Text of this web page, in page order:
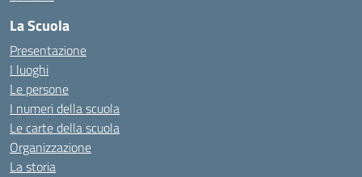
La Scuola
Presentazione
I luoghi
Le persone
I numeri della scuola
Le carte della scuola
Organizzazione
La storia